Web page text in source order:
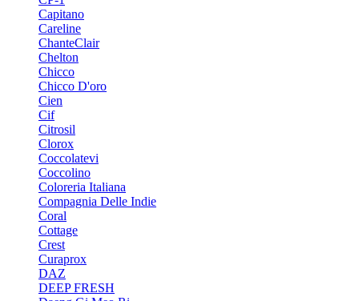
Capitano
Careline
ChanteСlair
Chelton
Chicco
Chicco D'oro
Cien
Cif
Citrosil
Clorox
Coccolatevi
Coccolino
Coloreria Italiana
Compagnia Delle Indie
Coral
Cottage
Crest
Curaprox
DAZ
DEEP FRESH